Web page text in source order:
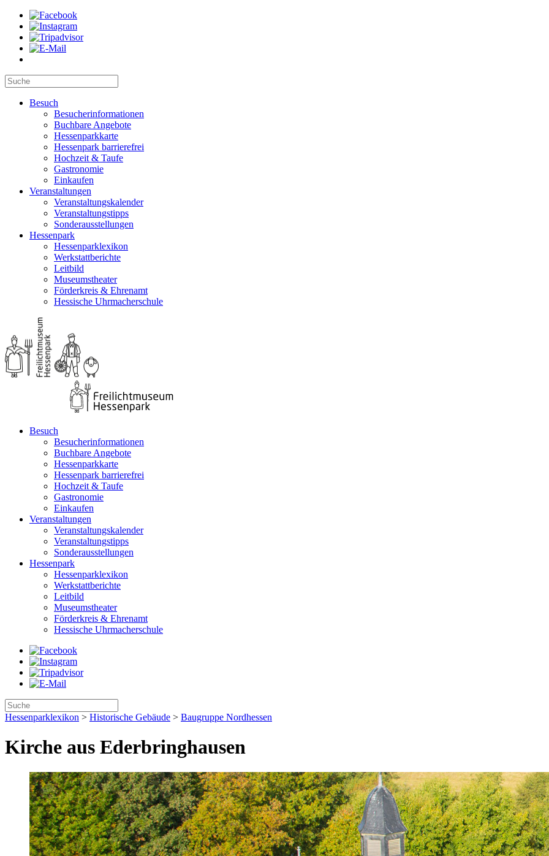
Besuch
Besucherinformationen
Buchbare Angebote
Hessenparkkarte
Hessenpark barrierefrei
Hochzeit & Taufe
Gastronomie
Einkaufen
Veranstaltungen
Veranstaltungskalender
Veranstaltungstipps
Sonderausstellungen
Hessenpark
Hessenparklexikon
Werkstattberichte
Leitbild
Museumstheater
Förderkreis & Ehrenamt
Hessische Uhrmacherschule
Besuch
Besucherinformationen
Buchbare Angebote
Hessenparkkarte
Hessenpark barrierefrei
Hochzeit & Taufe
Gastronomie
Einkaufen
Veranstaltungen
Veranstaltungskalender
Veranstaltungstipps
Sonderausstellungen
Hessenpark
Hessenparklexikon
Werkstattberichte
Leitbild
Museumstheater
Förderkreis & Ehrenamt
Hessische Uhrmacherschule
Hessenparklexikon > Historische Gebäude > Baugruppe Nordhessen
Kirche aus Ederbringhausen